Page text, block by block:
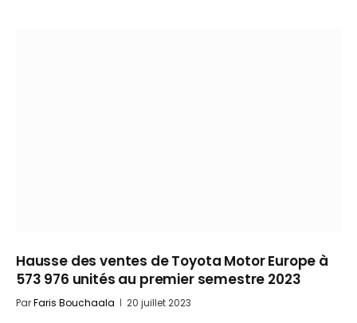
Hausse des ventes de Toyota Motor Europe à
573 976 unités au premier semestre 2023
ParFaris Bouchaala 20 juillet 2023